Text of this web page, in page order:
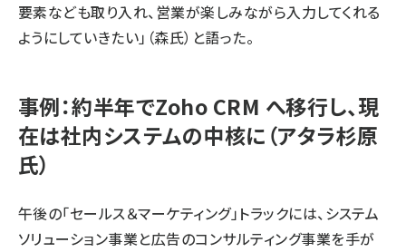
要素なども取り入れ、営業が楽しみながら入力してくれる
ようにしていきたい」（森氏）と語った。
事例：約半年でZoho CRM へ移行し、現
在は社内システムの中核に（アタラ杉原
氏）
午後の「セールス＆マーケティング」トラックには、システム
ソリューション事業と広告のコンサルティング事業を手が